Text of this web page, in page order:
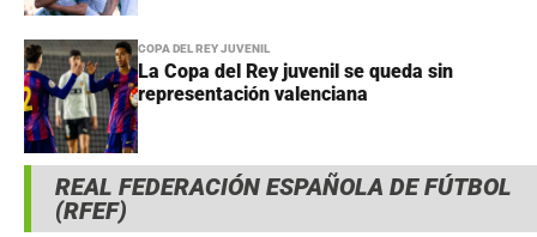
COPA DEL REY JUVENIL
La Copa del Rey juvenil se queda sin
representación valenciana
REAL FEDERACIÓN ESPAÑOLA DE FÚTBOL
(RFEF)